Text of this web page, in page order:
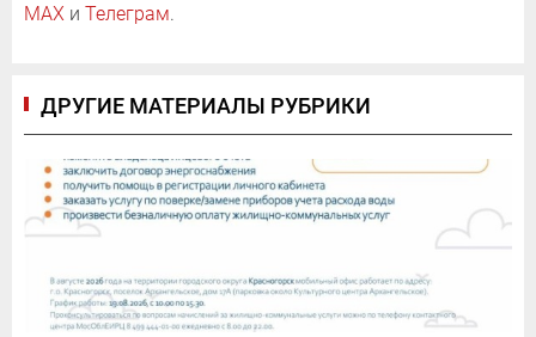
MAX и Телеграм.
ДРУГИЕ МАТЕРИАЛЫ РУБРИКИ